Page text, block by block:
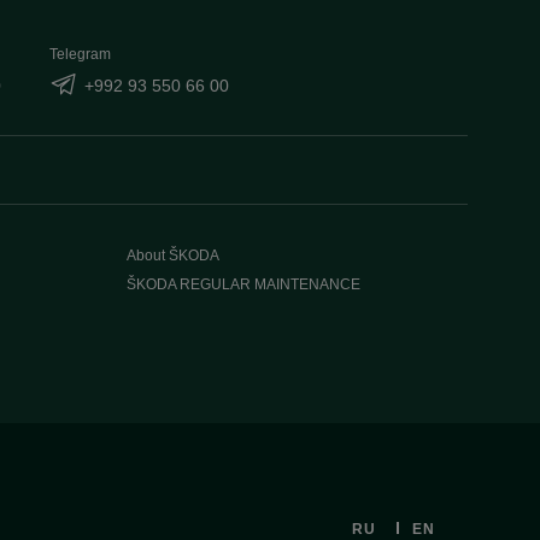
Telegram
+992 93 550 66 00
About ŠKODA
ŠKODA REGULAR MAINTENANCE
RU EN